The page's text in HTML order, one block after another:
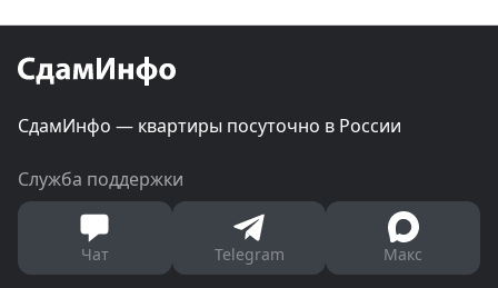
СдамИнфо — квартиры посуточно в России
Служба поддержки
Чат Telegram Макс